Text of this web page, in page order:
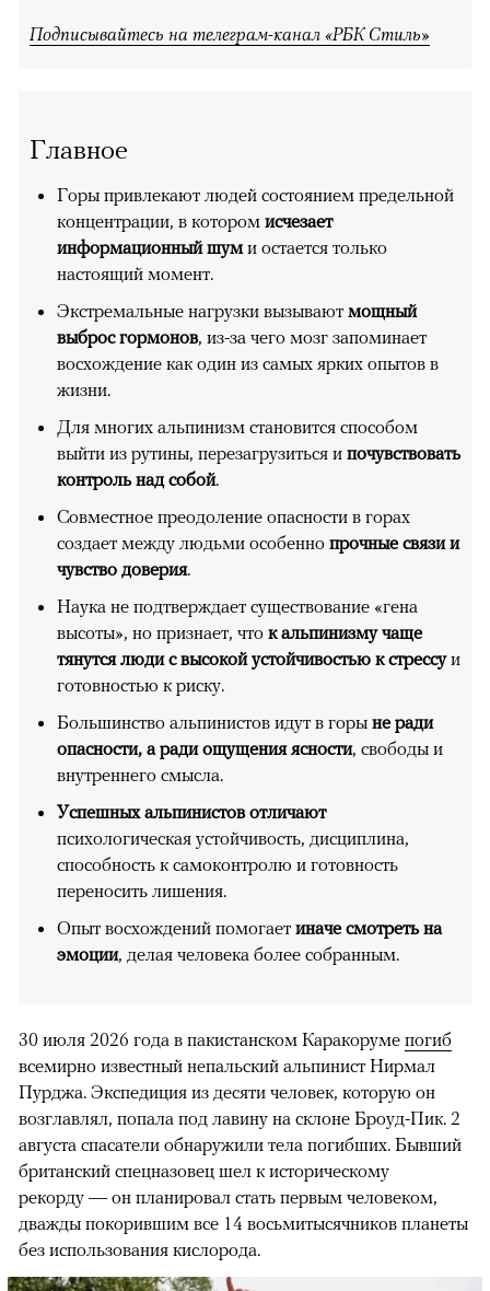
Подписывайтесь на телеграм-канал «РБК Стиль»
Главное
Горы привлекают людей состоянием предельной
концентрации, в котором исчезает
информационный шум и остается только
настоящий момент.
Экстремальные нагрузки вызывают мощный
выброс гормонов, из-за чего мозг запоминает
восхождение как один из самых ярких опытов в
жизни.
Для многих альпинизм становится способом
выйти из рутины, перезагрузиться и почувствовать
контроль над собой.
Совместное преодоление опасности в горах
создает между людьми особенно прочные связи и
чувство доверия.
Наука не подтверждает существование «гена
высоты», но признает, что к альпинизму чаще
тянутся люди с высокой устойчивостью к стрессуи
готовностью к риску.
Большинство альпинистов идут в горы не ради
опасности, а ради ощущения ясности, свободы и
внутреннего смысла.
Успешных альпинистов отличают
психологическая устойчивость, дисциплина,
способность к самоконтролю и готовность
переносить лишения.
Опыт восхождений помогает иначе смотреть на
эмоции, делая человека более собранным.
30 июля 2026 года в пакистанском Каракоруме погиб
всемирно известный непальский альпинист Нирмал
Пурджа. Экспедиция из десяти человек, которую он
возглавлял, попала под лавину на склоне Броуд-Пик. 2
августа спасатели обнаружили тела погибших. Бывший
британский спецназовец шел к историческому
рекорду — он планировал стать первым человеком,
дважды покорившим все 14 восьмитысячников планеты
без использования кислорода.